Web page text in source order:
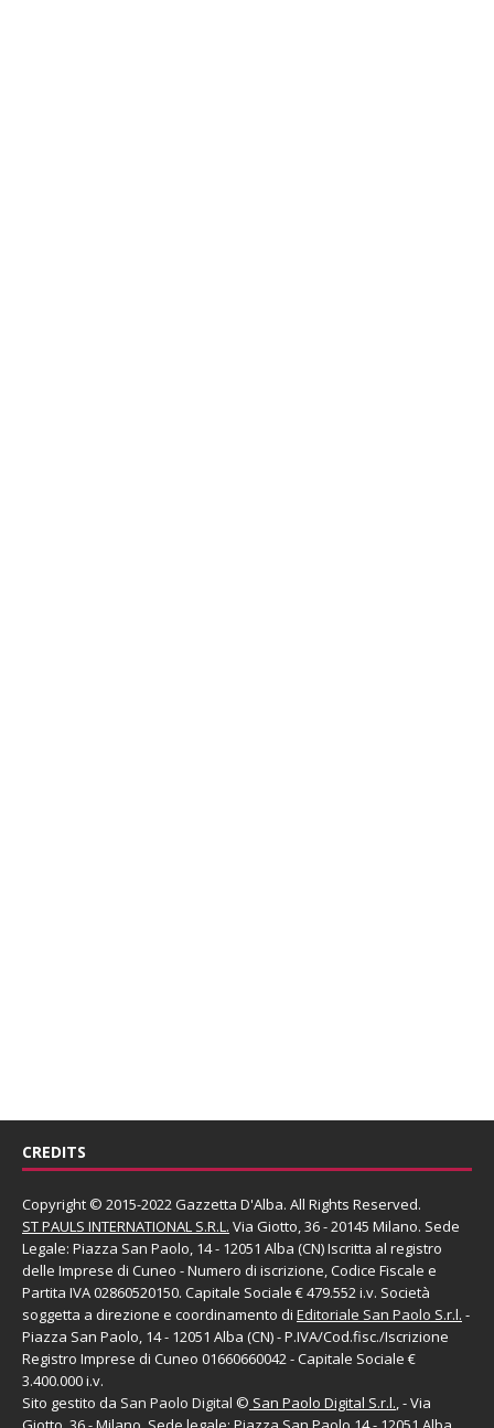
CREDITS
Copyright © 2015-2022 Gazzetta D'Alba. All Rights Reserved.
ST PAULS INTERNATIONAL S.R.L. Via Giotto, 36 - 20145 Milano. Sede
Legale: Piazza San Paolo, 14 - 12051 Alba (CN) Iscritta al registro
delle Imprese di Cuneo - Numero di iscrizione, Codice Fiscale e
Partita IVA 02860520150. Capitale Sociale € 479.552 i.v. Società
soggetta a direzione e coordinamento di Editoriale San Paolo S.r.l. -
Piazza San Paolo, 14 - 12051 Alba (CN) - P.IVA/Cod.fisc./Iscrizione
Registro Imprese di Cuneo 01660660042 - Capitale Sociale €
3.400.000 i.v.
Sito gestito da San Paolo Digital © San Paolo Digital S.r.l., - Via